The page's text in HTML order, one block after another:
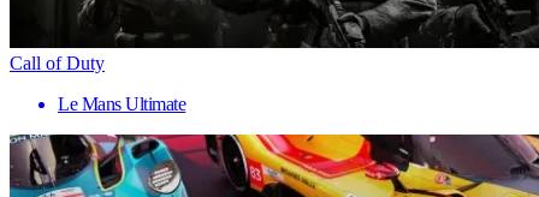
Call of Duty
Le Mans Ultimate